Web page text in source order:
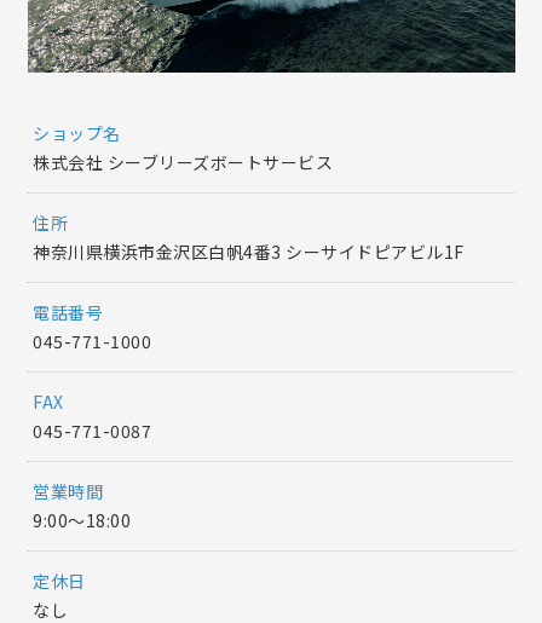
ショップ名
株式会社 シーブリーズボートサービス
住所
神奈川県横浜市金沢区白帆4番3 シーサイドピアビル1F
電話番号
045-771-1000
FAX
045-771-0087
営業時間
9:00〜18:00
定休日
なし